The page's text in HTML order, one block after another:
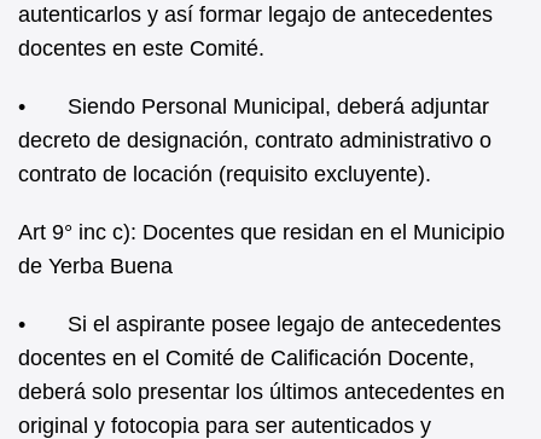
autenticarlos y así formar legajo de antecedentes
docentes en este Comité.
• Siendo Personal Municipal, deberá adjuntar
decreto de designación, contrato administrativo o
contrato de locación (requisito excluyente).
Art 9° inc c): Docentes que residan en el Municipio
de Yerba Buena
• Si el aspirante posee legajo de antecedentes
docentes en el Comité de Calificación Docente,
deberá solo presentar los últimos antecedentes en
original y fotocopia para ser autenticados y